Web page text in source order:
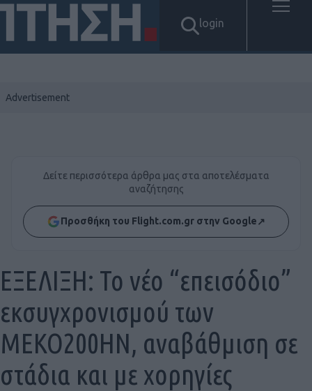
login
Δείτε περισσότερα άρθρα μας στα αποτελέσματα
αναζήτησης
Προσθήκη του Flight.com.gr στην Google↗
ΕΞΕΛΙΞΗ: Το νέο “επεισόδιο”
εκσυγχρονισμού των
ΜΕΚΟ200ΗΝ, αναβάθμιση σε
στάδια και με χορηγίες